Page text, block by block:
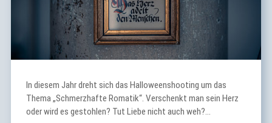
In diesem Jahr dreht sich das Halloweenshooting um das
Thema „Schmerzhafte Romatik“. Verschenkt man sein Herz
oder wird es gestohlen? Tut Liebe nicht auch weh?…